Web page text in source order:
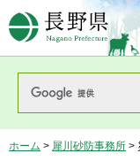
長
ホーム > 犀川砂防事務所 >